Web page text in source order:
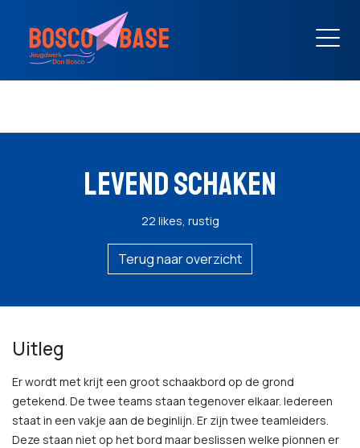
LEVEND SCHAKEN
22 likes, rustig
Terug naar overzicht
Uitleg
Er wordt met krijt een groot schaakbord op de grond
getekend. De twee teams staan tegenover elkaar. Iedereen
staat in een vakje aan de beginlijn. Er zijn twee teamleiders.
Deze staan niet op het bord maar beslissen welke pionnen er